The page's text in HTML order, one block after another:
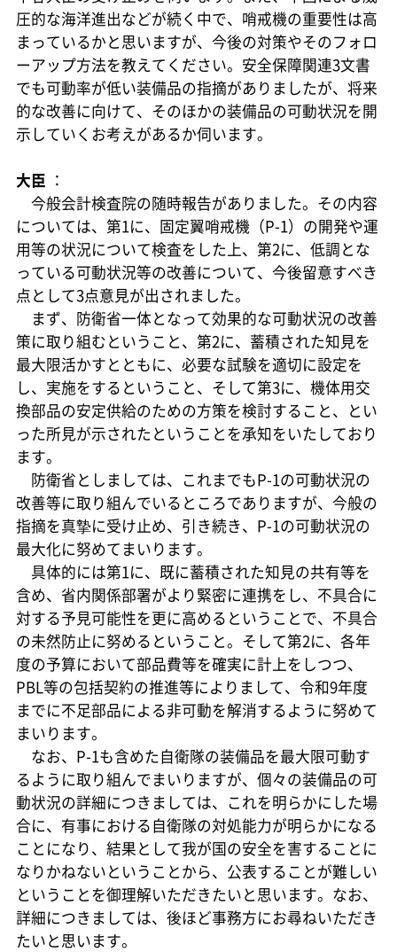
圧的な海洋進出などが続く中で、哨戒機の重要性は高
まっているかと思いますが、今後の対策やそのフォロ
ーアップ方法を教えてください。安全保障関連3文書
でも可動率が低い装備品の指摘がありましたが、将来
的な改善に向けて、そのほかの装備品の可動状況を開
示していくお考えがあるか伺います。
大臣 ：
今般会計検査院の随時報告がありました。その内容
については、第1に、固定翼哨戒機（P-1）の開発や運
用等の状況について検査をした上、第2に、低調とな
っている可動状況等の改善について、今後留意すべき
点として3点意見が出されました。
まず、防衛省一体となって効果的な可動状況の改善
策に取り組むということ、第2に、蓄積された知見を
最大限活かすとともに、必要な試験を適切に設定を
し、実施をするということ、そして第3に、機体用交
換部品の安定供給のための方策を検討すること、とい
った所見が示されたということを承知をいたしており
ます。
防衛省としましては、これまでもP-1の可動状況の
改善等に取り組んでいるところでありますが、今般の
指摘を真摯に受け止め、引き続き、P-1の可動状況の
最大化に努めてまいります。
具体的には第1に、既に蓄積された知見の共有等を
含め、省内関係部署がより緊密に連携をし、不具合に
対する予見可能性を更に高めるということで、不具合
の未然防止に努めるということ。そして第2に、各年
度の予算において部品費等を確実に計上をしつつ、
PBL等の包括契約の推進等によりまして、令和9年度
までに不足部品による非可動を解消するように努めて
まいります。
なお、P-1も含めた自衛隊の装備品を最大限可動す
るように取り組んでまいりますが、個々の装備品の可
動状況の詳細につきましては、これを明らかにした場
合に、有事における自衛隊の対処能力が明らかになる
ことになり、結果として我が国の安全を害することに
なりかねないということから、公表することが難しい
ということを御理解いただきたいと思います。なお、
詳細につきましては、後ほど事務方にお尋ねいただき
たいと思います。